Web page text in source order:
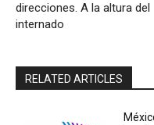
direcciones. A la altura del
internado
RELATED ARTICLES